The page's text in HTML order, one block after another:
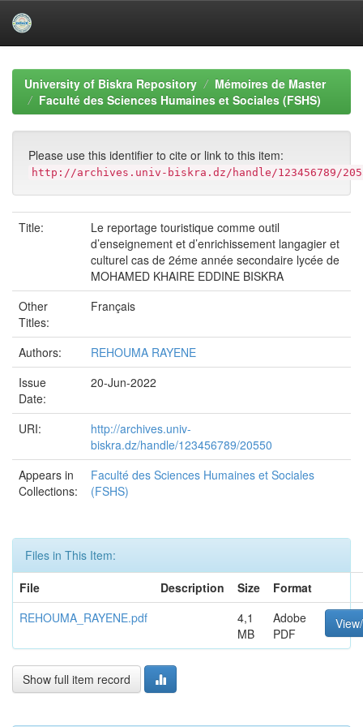
navigationUniversity of Biskra Repository
Mémoires de Master
Faculté des Sciences Humaines et Sociales (FSHS)
Please use this identifier to cite or link to this item:
http://archives.univ-biskra.dz/handle/123456789/
Title:
Le reportage touristique comme outil
d’enseignement et d’enrichissement langagier et
culturel cas de 2éme année secondaire lycée de
MOHAMED KHAIRE EDDINE BISKRA
Other
Titles:
Français
Authors:
REHOUMA RAYENE
Issue
Date:
20-Jun-2022
URI:
http://archives.univ-
biskra.dz/handle/123456789/20550
Appears in
Collections:
Faculté des Sciences Humaines et Sociales
(FSHS)
Files in This Item:
File
Description Size
Format
REHOUMA_RAYENE.pdf
4,1
MB
Adobe
PDF
Show full item record